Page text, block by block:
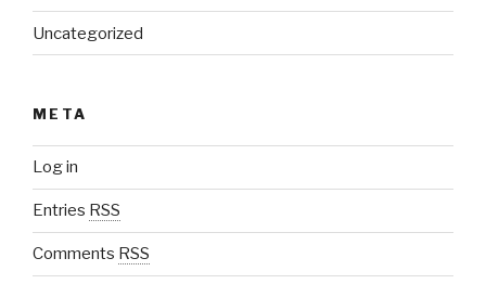
Uncategorized
META
Log in
Entries RSS
Comments RSS